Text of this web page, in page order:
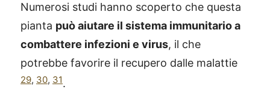
Numerosi studi hanno scoperto che questa
pianta può aiutare il sistema immunitario a
combattere infezioni e virus, il che
potrebbe favorire il recupero dalle malattie
29, 30, 31.